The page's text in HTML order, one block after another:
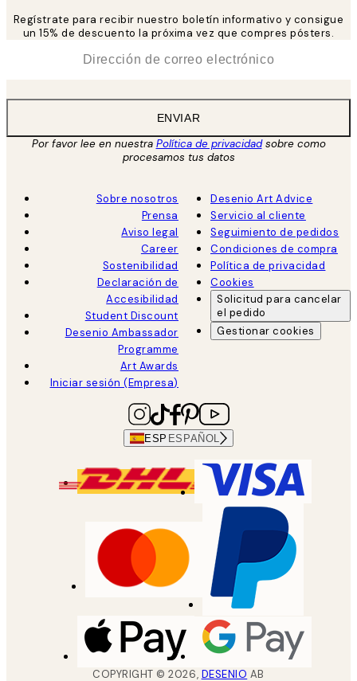
Regístrate para recibir nuestro boletín informativo y consigue
un 15% de descuento la próxima vez que compres pósters.
ENVIAR
Por favor lee en nuestra Política de privacidadsobre como
procesamos tus datos
Sobre nosotros
Prensa
Aviso legal
Career
Sostenibilidad
Declaración de
Accesibilidad
Student Discount
Desenio Ambassador
Programme
Art Awards
Iniciar sesión (Empresa)
Desenio Art Advice
Servicio al cliente
Seguimiento de pedidos
Condiciones de compra
Política de privacidad
Cookies
Solicitud para cancelar
el pedido
Gestionar cookies
ESP ESPAÑOL
COPYRIGHT ©2026, DESENIO AB